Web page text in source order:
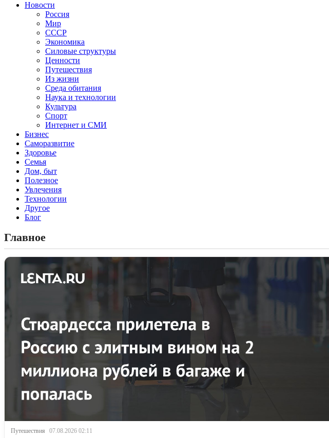
Новости
Россия
Мир
СССР
Экономика
Силовые структуры
Ценности
Путешествия
Из жизни
Среда обитания
Наука и технологии
Культура
Спорт
Интернет и СМИ
Бизнес
Саморазвитие
Здоровье
Семья
Дом, быт
Полезное
Увлечения
Технологии
Другое
Блог
Главное
Путешествия 07.08.2026 02:11